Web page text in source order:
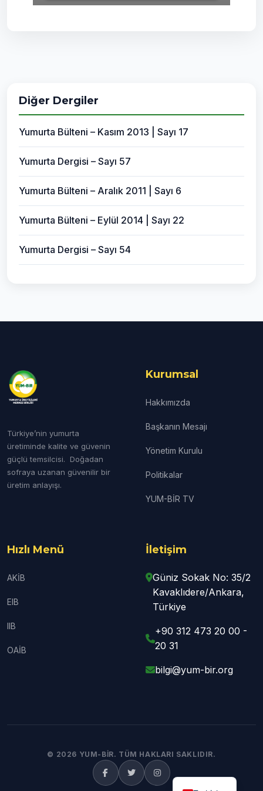
Diğer Dergiler
Yumurta Bülteni – Kasım 2013 | Sayı 17
Yumurta Dergisi – Sayı 57
Yumurta Bülteni – Aralık 2011 | Sayı 6
Yumurta Bülteni – Eylül 2014 | Sayı 22
Yumurta Dergisi – Sayı 54
Türkiye’nin yumurta
üretiminde kalite ve güvenin
güçlü temsilcisi. Doğadan
sofraya uzanan güvenilir bir
üretim anlayışı.
Kurumsal
Hakkımızda
Başkanın Mesajı
Yönetim Kurulu
Politikalar
YUM-BİR TV
Hızlı Menü
AKİB
EIB
IIB
OAİB
İletişim
Güniz Sokak No: 35/2
Kavaklıdere/Ankara,
Türkiye
+90 312 473 20 00 -
20 31
bilgi@yum-bir.org
© 2026 YUM-BİR. TÜM HAKLARI SAKLIDIR.